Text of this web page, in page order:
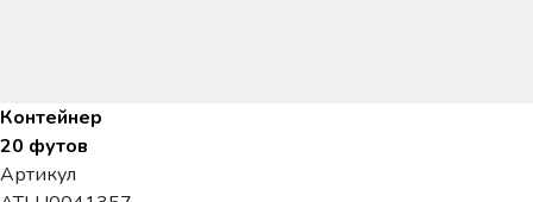
Контейнер
20 футов
Артикул